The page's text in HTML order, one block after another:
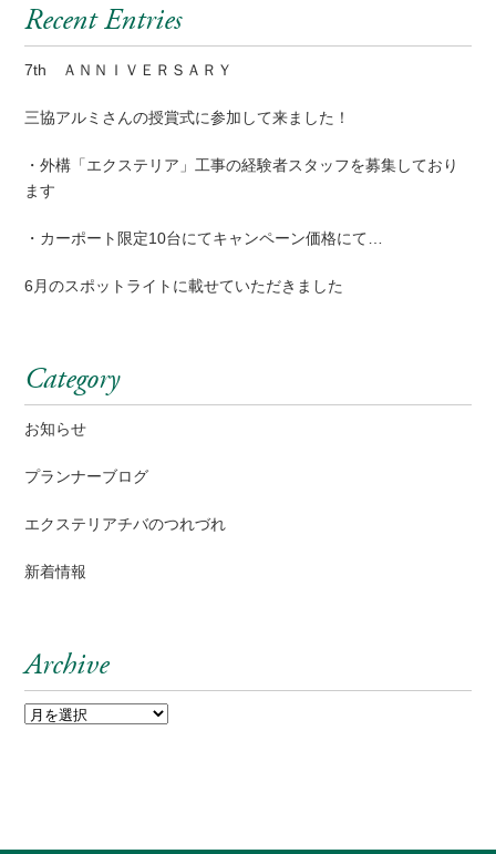
Recent Entries
7th ＡＮＮＩＶＥＲＳＡＲＹ
三協アルミさんの授賞式に参加して来ました！
・外構「エクステリア」工事の経験者スタッフを募集しており
ます
・カーポート限定10台にてキャンペーン価格にて…
6月のスポットライトに載せていただきました
Category
お知らせ
プランナーブログ
エクステリアチバのつれづれ
新着情報
Archive